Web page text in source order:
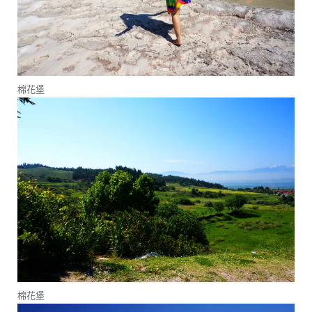
棉花堡
棉花堡